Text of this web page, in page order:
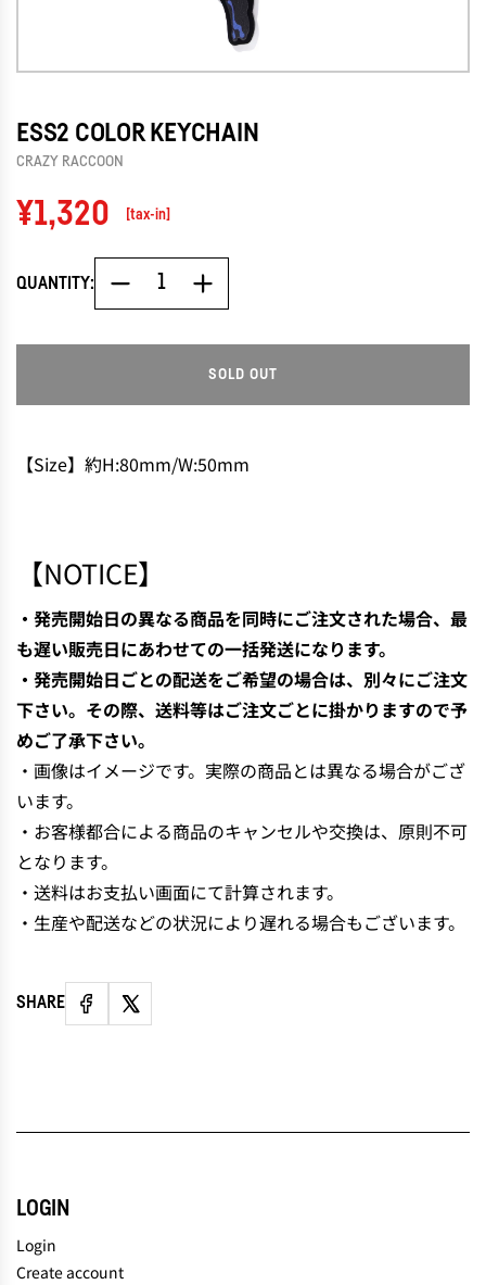
ESS2 COLOR KEYCHAIN
CRAZY RACCOON
Regular
price
¥1,320 [tax-in]
QUANTITY:
SOLD OUT
O
【Size】約H:80mm/W:50mm
【NOTICE】
・発売開始日の異なる商品を同時にご注文された場合、最
も遅い販売日にあわせての一括発送になります。
・発売開始日ごとの配送をご希望の場合は、別々にご注文
下さい。その際、送料等はご注文ごとに掛かりますので予
めご了承下さい。
・画像はイメージです。実際の商品とは異なる場合がござ
います。
・お客様都合による商品のキャンセルや交換は、原則不可
となります。
・送料はお支払い画面にて計算されます。
・生産や配送などの状況により遅れる場合もございます。
SHARE
LOGIN
Login
Create account